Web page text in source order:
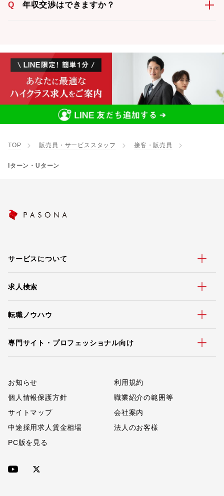
Q 年収交渉はできますか？
TOP 販売員・サービススタッフ 接客・販売員
Iターン・Uターン
サービスについて
求人検索
転職ノウハウ
専門サイト・プロフェッショナル向け
お知らせ
利用規約
個人情報保護方針
職業紹介の範囲等
サイトマップ
会社案内
中途採用求人賃金相場
法人のお客様
PC版を見る